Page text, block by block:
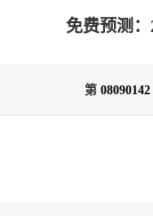
第 08090142